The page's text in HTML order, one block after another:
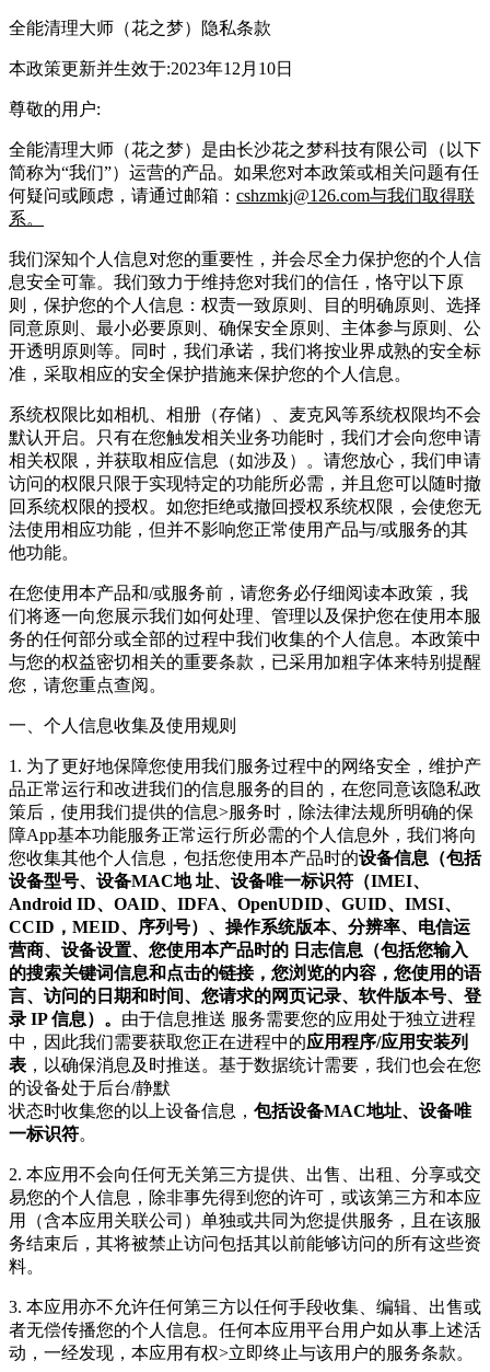
全能清理大师（花之梦）隐私条款
本政策更新并生效于:2023年12月10日
尊敬的用户:
全能清理大师（花之梦）是由长沙花之梦科技有限公司（以下
简称为“我们”）运营的产品。如果您对本政策或相关问题有任
何疑问或顾虑，请通过邮箱： cshzmkj@126.com与我们取得联
系。
我们深知个人信息对您的重要性，并会尽全力保护您的个人信
息安全可靠。我们致力于维持您对我们的信任，恪守以下原
则，保护您的个人信息：权责一致原则、目的明确原则、选择
同意原则、最小必要原则、确保安全原则、主体参与原则、公
开透明原则等。同时，我们承诺，我们将按业界成熟的安全标
准，采取相应的安全保护措施来保护您的个人信息。
系统权限比如相机、相册（存储）、麦克风等系统权限均不会
默认开启。只有在您触发相关业务功能时，我们才会向您申请
相关权限，并获取相应信息（如涉及）。请您放心，我们申请
访问的权限只限于实现特定的功能所必需，并且您可以随时撤
回系统权限的授权。如您拒绝或撤回授权系统权限，会使您无
法使用相应功能，但并不影响您正常使用产品与/或服务的其
他功能。
在您使用本产品和/或服务前，请您务必仔细阅读本政策，我
们将逐一向您展示我们如何处理、管理以及保护您在使用本服
务的任何部分或全部的过程中我们收集的个人信息。本政策中
与您的权益密切相关的重要条款，已采用加粗字体来特别提醒
您，请您重点查阅。
一、个人信息收集及使用规则
1. 为了更好地保障您使用我们服务过程中的网络安全，维护产
品正常运行和改进我们的信息服务的目的，在您同意该隐私政
策后，使用我们提供的信息>服务时，除法律法规所明确的保
障App基本功能服务正常运行所必需的个人信息外，我们将向
您收集其他个人信息，包括您使用本产品时的设备信息（包括
设备型号、设备MAC地 址、设备唯一标识符（IMEI、
Android ID、OAID、IDFA、OpenUDID、GUID、IMSI、
CCID，MEID、序列号）、操作系统版本、分辨率、电信运
营商、设备设置、您使用本产品时的 日志信息（包括您输入
的搜索关键词信息和点击的链接，您浏览的内容，您使用的语
言、访问的日期和时间、您请求的网页记录、软件版本号、登
录 IP 信息）。 由于信息推送 服务需要您的应用处于独立进程
中，因此我们需要获取您正在进程中的应用程序/应用安装列
表 ，以确保消息及时推送。基于数据统计需要，我们也会在您
的设备处于后台/静默
状态时收集您的以上设备信息， 包括设备MAC地址、设备唯
一标识符。
2. 本应用不会向任何无关第三方提供、出售、出租、分享或交
易您的个人信息，除非事先得到您的许可，或该第三方和本应
用（含本应用关联公司）单独或共同为您提供服务，且在该服
务结束后，其将被禁止访问包括其以前能够访问的所有这些资
料。
3. 本应用亦不允许任何第三方以任何手段收集、编辑、出售或
者无偿传播您的个人信息。任何本应用平台用户如从事上述活
动，一经发现，本应用有权>立即终止与该用户的服务条款。